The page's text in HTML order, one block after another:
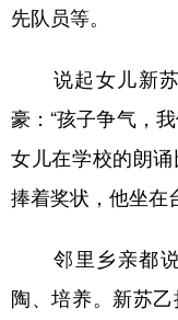
先队员等。
说起女儿新苏
豪：“孩子争气，
女儿在学校的朗
捧着奖状，他坐在
邻里乡亲都说
陶、培养。新苏